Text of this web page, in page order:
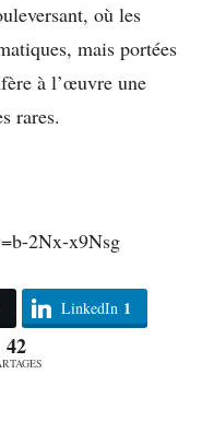
où les
mais portées
à l’œuvre une
rares.
2Nx-x9Nsg
LinkedIn 1
42